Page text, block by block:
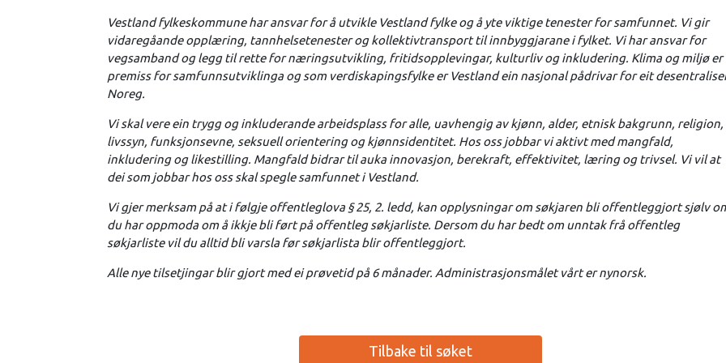
Vestland fylkeskommune har ansvar for å utvikle Vestland fylke og å yte viktige tenester for samfunnet. Vi gir
vidaregåande opplæring, tannhelsetenester og kollektivtransport til innbyggjarane i fylket. Vi har ansvar for
vegsamband og legg til rette for næringsutvikling, fritidsopplevingar, kulturliv og inkludering. Klima og miljø er
premiss for samfunnsutviklinga og som verdiskapingsfylke er Vestland ein nasjonal pådrivar for eit
Noreg.
Vi skal vere ein trygg og inkluderande arbeidsplass for alle, uavhengig av kjønn, alder, etnisk bakgrunn, religion,
livssyn, funksjonsevne, seksuell orientering og kjønnsidentitet. Hos oss jobbar vi aktivt med mangfald,
inkludering og likestilling. Mangfald bidrar til auka innovasjon, berekraft, effektivitet, læring og trivsel. Vi vil at
dei som jobbar hos oss skal spegle samfunnet i Vestland.
Vi gjer merksam på at i følgje offentleglova § 25, 2. ledd, kan opplysningar om søkjaren bli offentleggjort sjølv
du har oppmoda om å ikkje bli ført på offentleg søkjarliste. Dersom du har bedt om unntak frå offentleg
søkjarliste vil du alltid bli varsla før søkjarlista blir offentleggjort.
Alle nye tilsetjingar blir gjort med ei prøvetid på 6 månader. Administrasjonsmålet vårt er nynorsk.
Tilbake til søket